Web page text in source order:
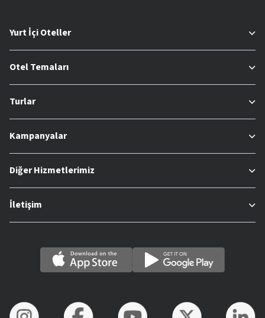
Yurt İçi Oteller
Otel Temaları
Turlar
Kampanyalar
Diğer Hizmetlerimiz
İletişim